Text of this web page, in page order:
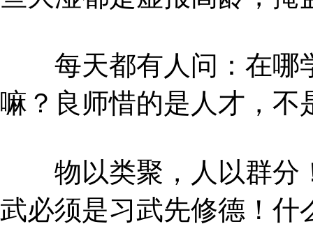
每天都有人问：在哪
嘛？良师惜的是人才，不
物以类聚，人以群分
武必须是习武先修德！什